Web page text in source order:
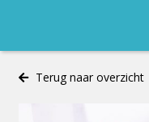
Terug naar overzicht